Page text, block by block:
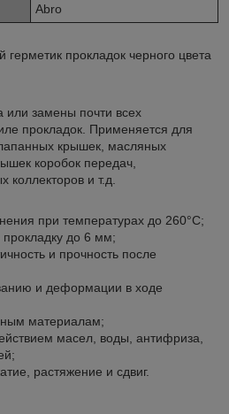
Abro
прокладок черного цвета
или замены почти всех
прокладок. Применяется для
крышек, масляных
коробок передач,
и т.д.
при температурах до 260°С;
прокладку до 6 мм;
и прочность после
и деформации в ходе
материалам;
масел, воды, антифриза,
растяжение и сдвиг.